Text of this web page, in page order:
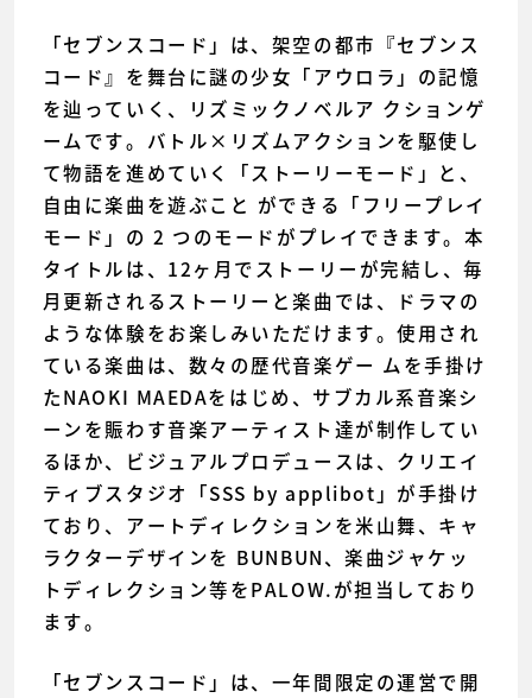
「セブンスコード」は、架空の都市『セブンス
コード』を舞台に謎の少女「アウロラ」の記憶
を辿っていく、リズミックノベルア クションゲ
ームです。バトル×リズムアクションを駆使し
て物語を進めていく「ストーリーモード」と、
自由に楽曲を遊ぶこと ができる「フリープレイ
モード」の 2 つのモードがプレイできます。本
タイトルは、12ヶ月でストーリーが完結し、毎
月更新されるストーリーと楽曲では、ドラマの
ような体験をお楽しみいただけます。使用され
ている楽曲は、数々の歴代音楽ゲー ムを手掛け
たNAOKI MAEDAをはじめ、サブカル系音楽シ
ーンを賑わす音楽アーティスト達が制作してい
るほか、ビジュアルプロデュースは、クリエイ
ティブスタジオ「SSS by applibot」が手掛け
ており、アートディレクションを米山舞、キャ
ラクターデザインを BUNBUN、楽曲ジャケッ
トディレクション等をPALOW.が担当しており
ます。
「セブンスコード」は、一年間限定の運営で開